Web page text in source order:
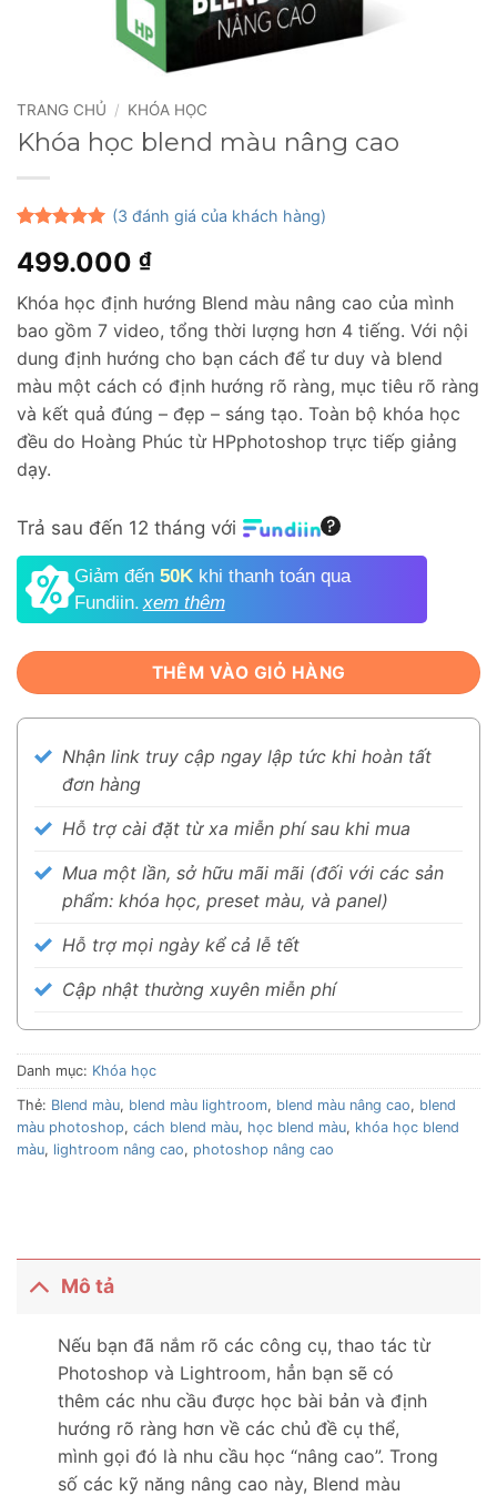
TRANG CHỦ / KHÓA HỌC
Khóa học blend màu nâng cao
dựa trên
đánh giá
(3 đánh giá của khách hàng)
499.000 ₫
Khóa học định hướng Blend màu nâng cao của mình
bao gồm 7 video, tổng thời lượng hơn 4 tiếng. Với nội
dung định hướng cho bạn cách để tư duy và blend
màu một cách có định hướng rõ ràng, mục tiêu rõ ràng
và kết quả đúng – đẹp – sáng tạo. Toàn bộ khóa học
đều do Hoàng Phúc từ HPphotoshop trực tiếp giảng
dạy.
Trả sau đến 12 tháng với
Giảm đến 50K khi thanh toán qua
Fundiin.xem thêm
THÊM VÀO GIỎ HÀNG
Nhận link truy cập ngay lập tức khi hoàn tất
đơn hàng
Hỗ trợ cài đặt từ xa miễn phí sau khi mua
Mua một lần, sở hữu mãi mãi (đối với các sản
phẩm: khóa học, preset màu, và panel)
Hỗ trợ mọi ngày kể cả lễ tết
Cập nhật thường xuyên miễn phí
Danh mục: Khóa học
Thẻ: Blend màu, blend màu lightroom, blend màu nâng cao, blend
màu photoshop, cách blend màu, học blend màu, khóa học blend
màu, lightroom nâng cao, photoshop nâng cao
Mô tả
Nếu bạn đã nắm rõ các công cụ, thao tác từ
Photoshop và Lightroom, hẳn bạn sẽ có
thêm các nhu cầu được học bài bản và định
hướng rõ ràng hơn về các chủ đề cụ thể,
mình gọi đó là nhu cầu học “nâng cao”. Trong
số các kỹ năng nâng cao này, Blend màu